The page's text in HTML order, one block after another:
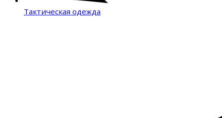
Тактическая одежда